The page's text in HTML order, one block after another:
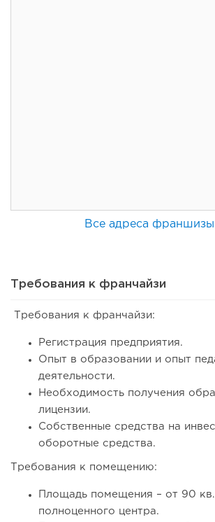
137
2026 году:...
Все адреса франшизы
Требования к франчайзи
Требования к франчайзи:
Регистрация предприятия.
Опыт в образовании и опыт
деятельности.
Необходимость получения
лицензии.
Собственные средства на
оборотные средства.
Требования к помещению:
Площадь помещения – от 90
полноценного центра.